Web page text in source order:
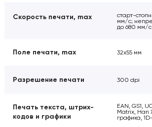
Скорость печати, max
старт-
мм/c;
до 680 мм/c
Поле печати, max 32х55 мм
Разрешение печати 300 dpi
Печать текста, штрих-
кодов и графики
EAN, GS1,
Matrix, Han
графика,